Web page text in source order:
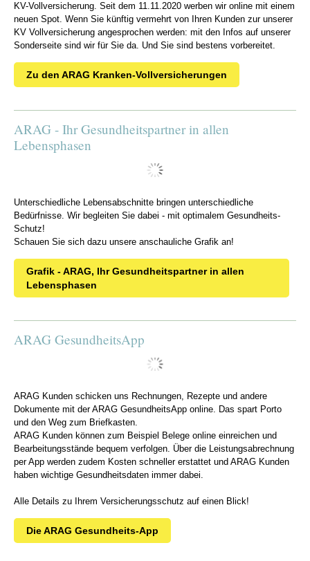
KV-Vollversicherung. Seit dem 11.11.2020 werben wir online mit einem
neuen Spot. Wenn Sie künftig vermehrt von Ihren Kunden zur unserer
KV Vollversicherung angesprochen werden: mit den Infos auf unserer
Sonderseite sind wir für Sie da. Und Sie sind bestens vorbereitet.
Zu den ARAG Kranken-Vollversicherungen
ARAG - Ihr Gesundheitspartner in allen
Lebensphasen
Unterschiedliche Lebensabschnitte bringen unterschiedliche
Bedürfnisse. Wir begleiten Sie dabei - mit optimalem Gesundheits-
Schutz!
Schauen Sie sich dazu unsere anschauliche Grafik an!
Grafik - ARAG, Ihr Gesundheitspartner in allen
Lebensphasen
ARAG GesundheitsApp
ARAG Kunden schicken uns Rechnungen, Rezepte und andere
Dokumente mit der ARAG GesundheitsApp online. Das spart Porto
und den Weg zum Briefkasten.
ARAG Kunden können zum Beispiel Belege online einreichen und
Bearbeitungsstände bequem verfolgen. Über die Leistungsabrechnung
per App werden zudem Kosten schneller erstattet und ARAG Kunden
haben wichtige Gesundheitsdaten immer dabei.
Alle Details zu Ihrem Versicherungsschutz auf einen Blick!
Die ARAG Gesundheits-App